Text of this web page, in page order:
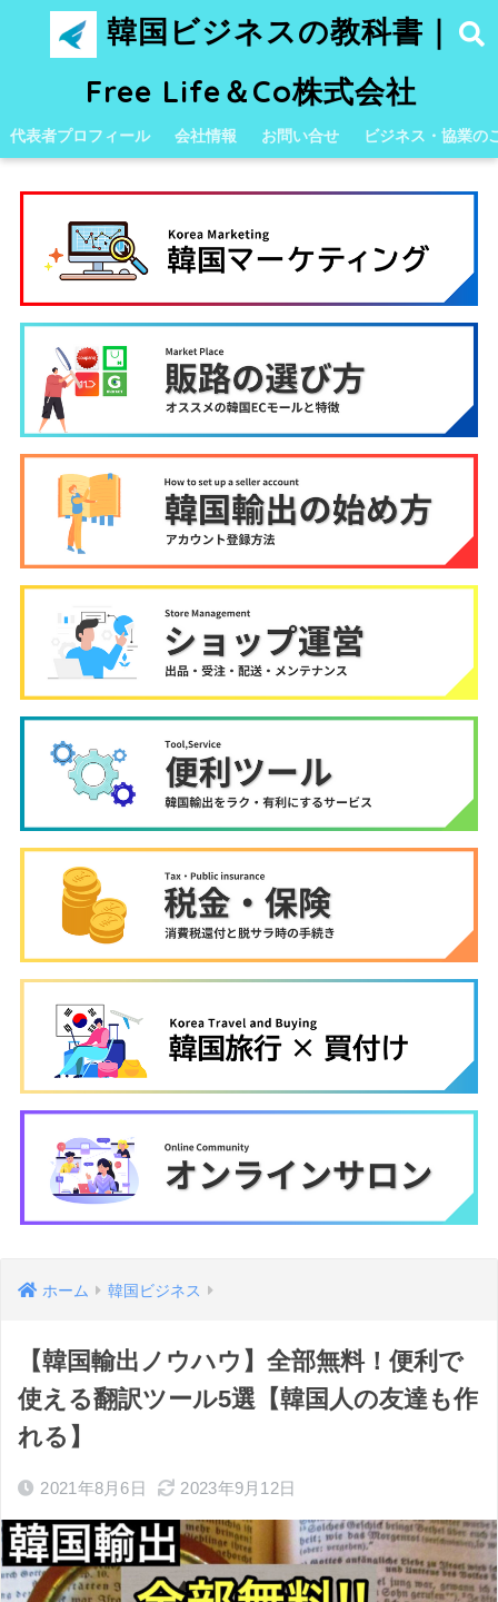
韓国ビジネスの教科書｜
Free Life＆Co株式会社
代表者プロフィール 会社情報 お問い合せ ビジネス・協業の
ホーム 韓国ビジネス
【韓国輸出ノウハウ】全部無料！便利で
使える翻訳ツール5選【韓国人の友達も作
れる】
2021年8月6日 2023年9月12日